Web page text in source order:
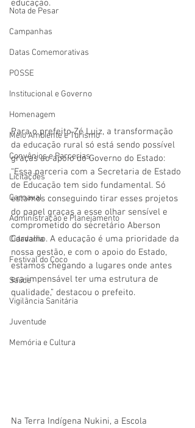
Nota de Pesar
Campanhas
Datas Comemorativas
POSSE
Institucional e Governo
Homenagem
Meio Ambiente e Turismo
Convênios e Parcerias
Licitações
Carnaval
Administração e Planejamento
Cidadania
Festival do Coco
Saúde
Vigilãncia Sanitária
Juventude
Memória e Cultura
educação.
Para o prefeito Zé Luiz, a transformação
da educação rural só está sendo possível
graças ao apoio do Governo do Estado:
“Essa parceria com a Secretaria de Estado
de Educação tem sido fundamental. Só
estamos conseguindo tirar esses projetos
do papel graças a esse olhar sensível e
comprometido do secretário Aberson
Carvalho. A educação é uma prioridade da
nossa gestão, e com o apoio do Estado,
estamos chegando a lugares onde antes
era impensável ter uma estrutura de
qualidade,” destacou o prefeito.
Na Terra Indígena Nukini, a Escola